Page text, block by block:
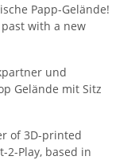
Papp-Gelände!
with a new
und
Gelände mit Sitz
of 3D-printed
2-Play, based in